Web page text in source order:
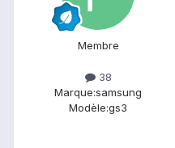
Membre
38
Marque:samsung
Modèle:gs3